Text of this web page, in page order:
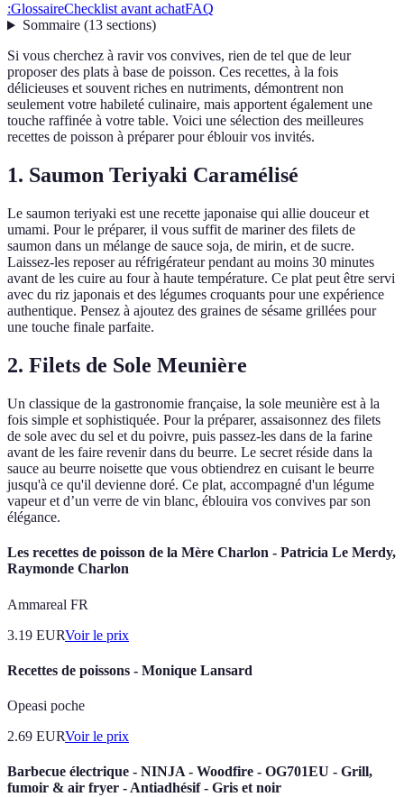
:GlossaireChecklist avant achatFAQ
Sommaire(13 sections)
Si vous cherchez à ravir vos convives, rien de tel que de leur
proposer des plats à base de poisson. Ces recettes, à la fois
délicieuses et souvent riches en nutriments, démontrent non
seulement votre habileté culinaire, mais apportent également une
touche raffinée à votre table. Voici une sélection des meilleures
recettes de poisson à préparer pour éblouir vos invités.
1. Saumon Teriyaki Caramélisé
Le saumon teriyaki est une recette japonaise qui allie douceur et
umami. Pour le préparer, il vous suffit de mariner des filets de
saumon dans un mélange de sauce soja, de mirin, et de sucre.
Laissez-les reposer au réfrigérateur pendant au moins 30 minutes
avant de les cuire au four à haute température. Ce plat peut être servi
avec du riz japonais et des légumes croquants pour une expérience
authentique. Pensez à ajoutez des graines de sésame grillées pour
une touche finale parfaite.
2. Filets de Sole Meunière
Un classique de la gastronomie française, la sole meunière est à la
fois simple et sophistiquée. Pour la préparer, assaisonnez des filets
de sole avec du sel et du poivre, puis passez-les dans de la farine
avant de les faire revenir dans du beurre. Le secret réside dans la
sauce au beurre noisette que vous obtiendrez en cuisant le beurre
jusqu'à ce qu'il devienne doré. Ce plat, accompagné d'un légume
vapeur et d’un verre de vin blanc, éblouira vos convives par son
élégance.
Les recettes de poisson de la Mère Charlon - Patricia Le Merdy,
Raymonde Charlon
Ammareal FR
3.19 EURVoir le prix
Recettes de poissons - Monique Lansard
Opeasi poche
2.69 EURVoir le prix
Barbecue électrique - NINJA - Woodfire - OG701EU - Grill,
fumoir & air fryer - Antiadhésif - Gris et noir